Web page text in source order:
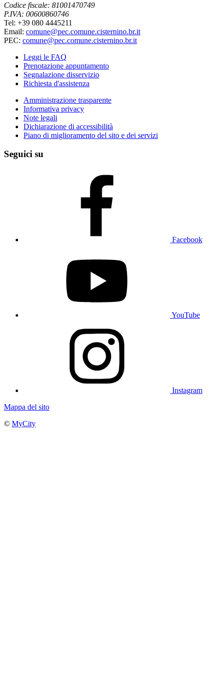
Codice fiscale: 81001470749
P.IVA: 00600860746
Tel: +39 080 4445211
Email: comune@pec.comune.cisternino.br.it
PEC: comune@pec.comune.cisternino.br.it
Leggi le FAQ
Prenotazione appuntamento
Segnalazione disservizio
Richiesta d'assistenza
Amministrazione trasparente
Informativa privacy
Note legali
Dichiarazione di accessibilità
Piano di miglioramento del sito e dei servizi
Seguici su
Facebook
YouTube
Instagram
Mappa del sito
© MyCity